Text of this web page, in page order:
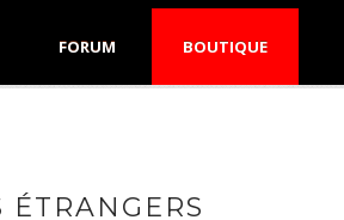
FORUM BOUTIQUE
ÉTRANGERS